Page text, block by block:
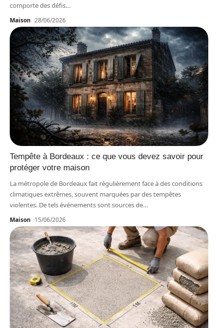
comporte des défis…
Maison 28/06/2026
Tempête à Bordeaux : ce que vous devez savoir pour
protéger votre maison
La métropole de Bordeaux fait régulièrement face à des conditions
climatiques extrêmes, souvent marquées par des tempêtes
violentes. De tels événements sont sources de…
Maison 15/06/2026